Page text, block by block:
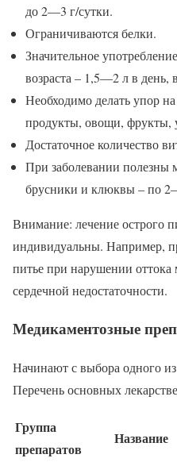
до 2—3 г/сутки.
Ограничиваются белки.
Значительное
возраста – 1,5—2 л в
Необходимо делать упор
продукты, овощи, фрукты,
Достаточное количество
При заболевании полезны
брусники и клюквы – по
Внимание: лечение острого
индивидуальны. Например,
питье при нарушении
сердечной недостаточности.
Медикаментозные
Начинают с выбора одного
Перечень основных
Группа
препаратов
Название